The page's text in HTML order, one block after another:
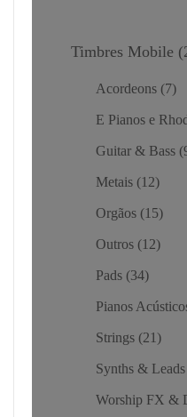
Timbres Mobile
Acordeons 7
E Pianos e
Guitar & Bass
Metais 12
Orgãos 15
Outros 12
Pads 34
Pianos
Strings 21
Synths & Leads
Worship FX &